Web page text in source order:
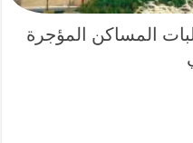
المساكن المؤجرة